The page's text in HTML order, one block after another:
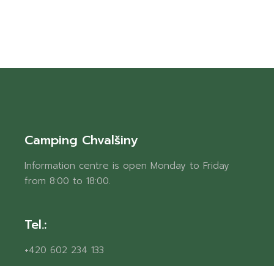
Camping Chvalšiny
Information centre is open Monday to Friday
from 8:00 to 18:00.
Tel.:
+420 602 234 133